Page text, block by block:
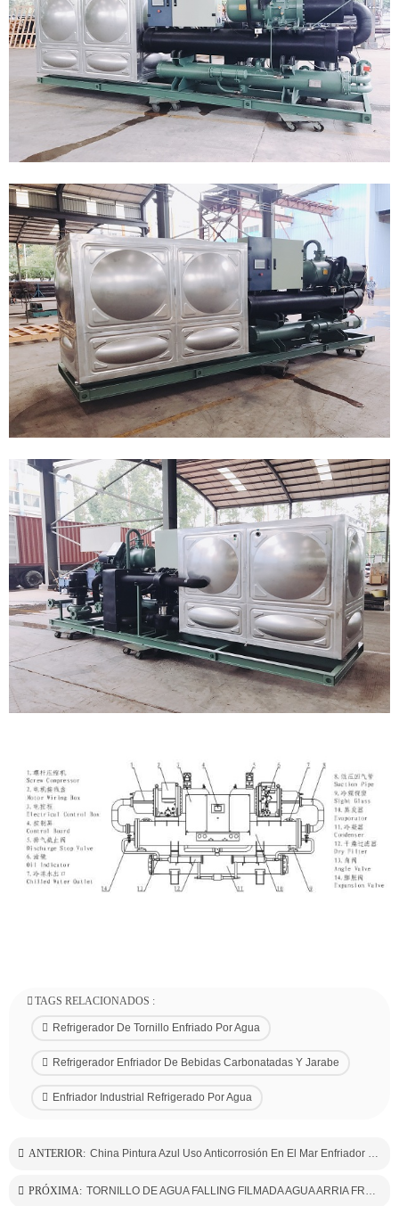
TAGS RELACIONADOS :
Refrigerador De Tornillo Enfriado Por Agua
Refrigerador Enfriador De Bebidas Carbonatadas Y Jarabe
Enfriador Industrial Refrigerado Por Agua
ANTERIOR: China Pintura Azul Uso Anticorrosión En El Mar Enfriador Marino De Agua Salada De 200 Y 400 Toneladas
PRÓXIMA: TORNILLO DE AGUA FALLING FILMADA AGUA ARRIA FRIEZADO Tipo De Refrigeración